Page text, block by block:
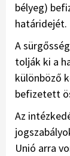
bélyeg)
határidejét.
A
tolják ki a
különböző
befizetett
Az
Unió arra